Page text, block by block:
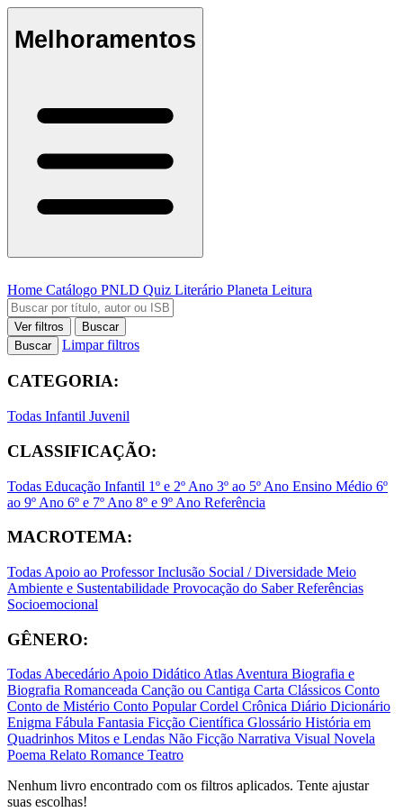
Melhoramentos
Home Catálogo PNLD Quiz Literário Planeta Leitura
Ver filtros
Buscar
Buscar
Limpar filtros
CATEGORIA:
Todas Infantil Juvenil
CLASSIFICAÇÃO:
Todas Educação Infantil 1º e 2º Ano 3º ao 5º Ano Ensino Médio 6º
ao 9º Ano 6º e 7º Ano 8º e 9º Ano Referência
MACROTEMA:
Todas Apoio ao ProfessorInclusão Social / Diversidade Meio
Ambiente e Sustentabilidade Provocação do SaberReferências
Socioemocional
GÊNERO:
TodasAbecedárioApoio DidáticoAtlasAventura Biografia e
Biografia Romanceada Canção ou Cantiga Carta Clássicos Conto
Conto de Mistério Conto PopularCordel Crônica Diário Dicionário
Enigma Fábula Fantasia Ficção Científica Glossário História em
Quadrinhos Mitos e Lendas Não Ficção Narrativa Visual Novela
Poema Relato Romance Teatro
Nenhum livro encontrado com os filtros aplicados. Tente ajustar
suas escolhas!